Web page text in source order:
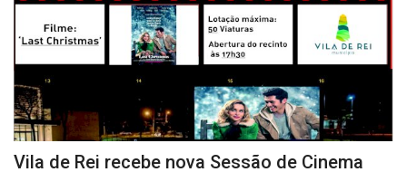
Vila de Rei recebe nova Sessão de Cinema